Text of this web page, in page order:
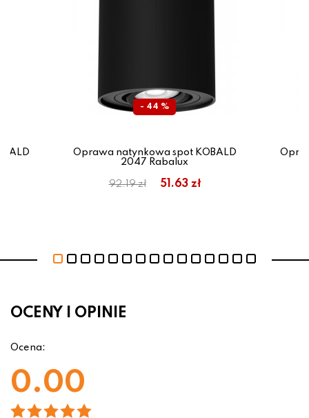
- 44 %
Oprawa natynkowa spot KOBALD
2047 Rabalux
92.19 zł 51.63 zł
OCENY I OPINIE
Ocena:
0.00